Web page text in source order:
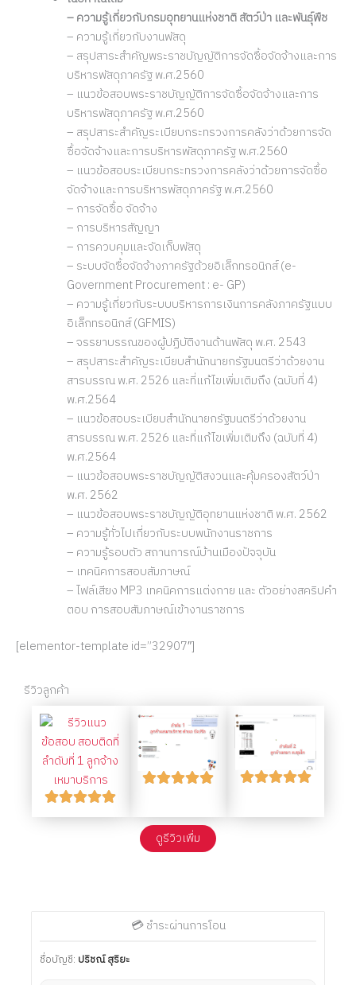
– ความรู้เกี่ยวกับกรมอุทยานแห่งชาติ สัตว์ป่า และพันธุ์พืช
– ความรู้เกี่ยวกับงานพัสดุ
– สรุปสาระสำคัญพระราชบัญญัติการจัดซื้อจัดจ้างและการ
บริหารพัสดุภาครัฐ พ.ศ.2560
– แนวข้อสอบพระราชบัญญัติการจัดซื้อจัดจ้างและการ
บริหารพัสดุภาครัฐ พ.ศ.2560
– สรุปสาระสำคัญระเบียบกระทรวงการคลังว่าด้วยการจัด
ซื้อจัดจ้างและการบริหารพัสดุภาครัฐ พ.ศ.2560
– แนวข้อสอบระเบียบกระทรวงการคลังว่าด้วยการจัดซื้อ
จัดจ้างและการบริหารพัสดุภาครัฐ พ.ศ.2560
– การจัดซื้อ จัดจ้าง
– การบริหารสัญญา
– การควบคุมและจัดเก็บพัสดุ
– ระบบจัดซื้อจัดจ้างภาครัฐด้วยอิเล็กทรอนิกส์ (e-
Government Procurement : e- GP)
– ความรู้เกี่ยวกับระบบบริหารการเงินการคลังภาครัฐแบบ
อิเล็กทรอนิกส์ (GFMIS)
– จรรยาบรรณของผู้ปฏิบัติงานด้านพัสดุ พ.ศ. 2543
– สรุปสาระสำคัญระเบียบสำนักนายกรัฐมนตรีว่าด้วยงาน
สารบรรณ พ.ศ. 2526 และที่แก้ไขเพิ่มเติมถึง (ฉบับที่ 4)
พ.ศ.2564
– แนวข้อสอบระเบียบสำนักนายกรัฐมนตรีว่าด้วยงาน
สารบรรณ พ.ศ. 2526 และที่แก้ไขเพิ่มเติมถึง (ฉบับที่ 4)
พ.ศ.2564
– แนวข้อสอบพระราชบัญญัติสงวนและคุ้มครองสัตว์ป่า
พ.ศ. 2562
– แนวข้อสอบพระราชบัญญัติอุทยานแห่งชาติ พ.ศ. 2562
– ความรู้ทั่วไปเกี่ยวกับระบบพนักงานราชการ
– ความรู้รอบตัว สถานการณ์บ้านเมืองปัจจุบัน
– เทคนิคการสอบสัมภาษณ์
– ไฟล์เสียง MP3 เทคนิคการแต่งกาย และ ตัวอย่างสคริปคำ
ตอบ การสอบสัมภาษณ์เข้างานราชการ
[elementor-template id=”32907″]
รีวิวลูกค้า
ดูรีวิวเพื่ม
💳 ชำระผ่านการโอน
ชื่อบัญชี: ปริชณ์ สุริยะ